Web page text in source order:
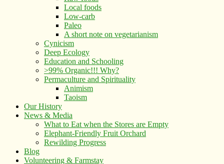
Local foods
Low-carb
Paleo
A short note on vegetarianism
Cynicism
Deep Ecology
Education and Schooling
>99% Organic!!! Why?
Permaculture and Spirituality
Animism
Taoism
Our History
News & Media
What to Eat when the Stores are Empty
Elephant-Friendly Fruit Orchard
Rewilding Progress
Blog
Volunteering & Farmstay